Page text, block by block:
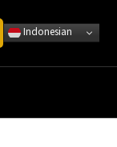
Indonesian